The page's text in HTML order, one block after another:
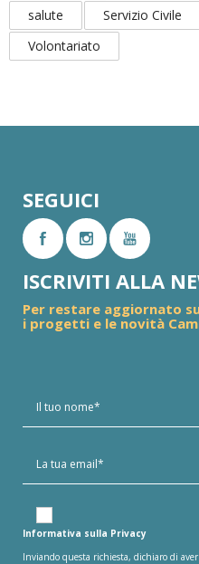
salute
Servizio Civile
Volontariato
SEGUICI
ISCRIVITI ALLA
Per restare aggiornato
i progetti e le novità
Informativa sulla Privacy
Inviando questa richiesta, dichiaro di